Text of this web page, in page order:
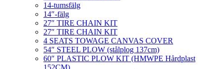
14-tumsfälg
14″-fälg
27″ TIRE CHAIN KIT
27″ TIRE CHAIN KIT
4 SEATS TOWAGE CANVAS COVER
54″ STEEL PLOW (stålplog 137cm)
60″ PLASTIC PLOW KIT (HMWPE Hårdplast
152CM)